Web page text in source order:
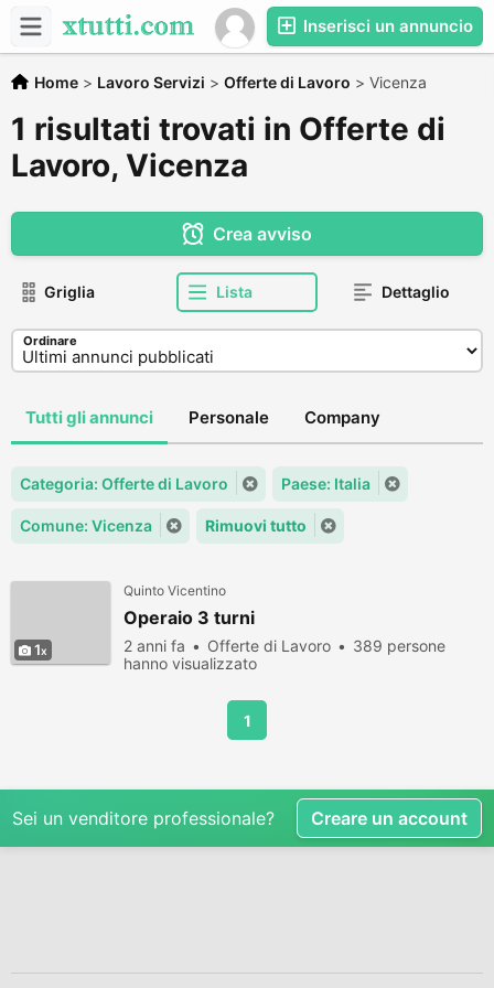
Inserisci un annuncio
Home > Lavoro Servizi > Offerte di Lavoro > Vicenza
1 risultati trovati in Offerte di
Lavoro, Vicenza
Crea avviso
Griglia Lista Dettaglio
Ordinare
Tutti gli annunci Personale Company
Categoria: Offerte di Lavoro Paese: Italia
Comune: Vicenza Rimuovi tutto
1
Quinto Vicentino
Operaio 3 turni
2 anni fa Offerte di Lavoro
389 persone
hanno visualizzato
1
Sei un venditore professionale? Creare un account